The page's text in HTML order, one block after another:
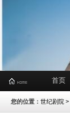
首页
您的位置： 世纪剧院 >